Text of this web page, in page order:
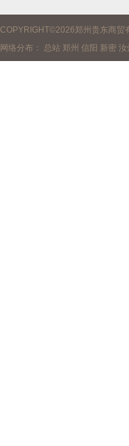
COPYRIGHT©2026郑州贵东商贸
网络分布： 总站 郑州 信阳 新密 汝